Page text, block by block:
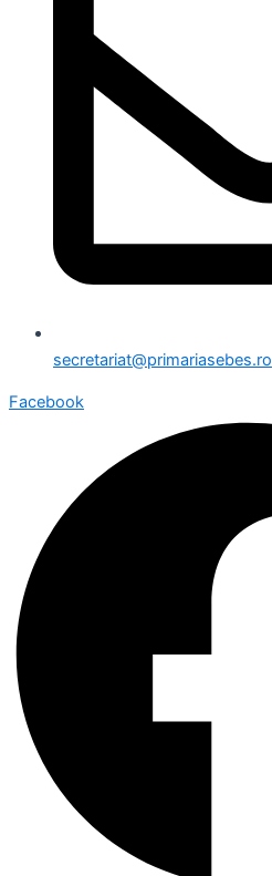
secretariat@primariasebes.ro
Facebook